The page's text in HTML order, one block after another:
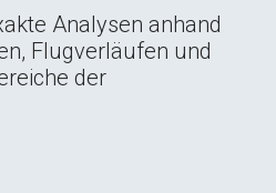
Analysen anhand
Flugverläufen und
der